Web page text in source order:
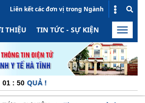
Liên kết các đơn vị trong Ngành
THIỆU TIN TỨC - SỰ KIỆN HOẠT
Toggle
01 : 51